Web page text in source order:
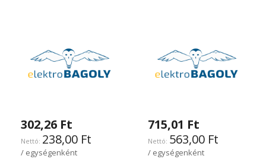
302,26 Ft
238,00 Ft
/ egységenként
715,01 Ft
563,00 Ft
/ egységenként